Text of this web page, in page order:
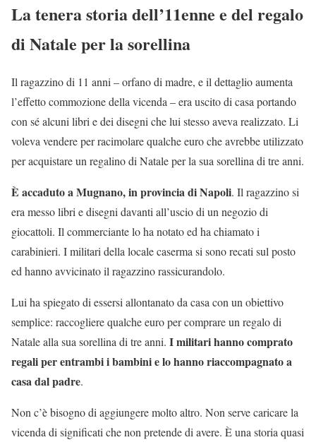
La tenera storia dell’11enne e del regalo
di Natale per la sorellina
Il ragazzino di 11 anni – orfano di madre, e il dettaglio aumenta
l’effetto commozione della vicenda – era uscito di casa portando
con sé alcuni libri e dei disegni che lui stesso aveva realizzato. Li
voleva vendere per racimolare qualche euro che avrebbe utilizzato
per acquistare un regalino di Natale per la sua sorellina di tre anni.
È accaduto a Mugnano, in provincia di Napoli. Il ragazzino si
era messo libri e disegni davanti all’uscio di un negozio di
giocattoli. Il commerciante lo ha notato ed ha chiamato i
carabinieri. I militari della locale caserma si sono recati sul posto
ed hanno avvicinato il ragazzino rassicurandolo.
Lui ha spiegato di essersi allontanato da casa con un obiettivo
semplice: raccogliere qualche euro per comprare un regalo di
Natale alla sua sorellina di tre anni. I militari hanno comprato
regali per entrambi i bambini e lo hanno riaccompagnato a
casa dal padre.
Non c’è bisogno di aggiungere molto altro. Non serve caricare la
vicenda di significati che non pretende di avere. È una storia quasi